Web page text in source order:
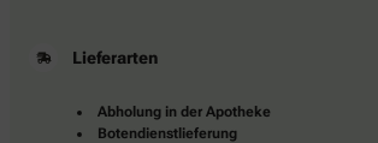
Lieferarten
Abholung in der Apotheke
Botendienstlieferung